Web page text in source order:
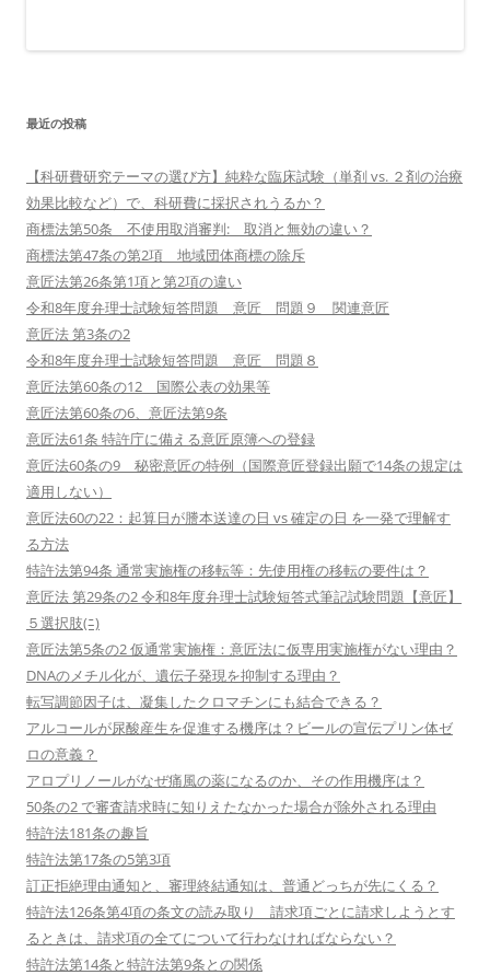
最近の投稿
【科研費研究テーマの選び方】純粋な臨床試験（単剤 vs. ２剤の治療
効果比較など）で、科研費に採択されうるか？
商標法第50条 不使用取消審判: 取消と無効の違い？
商標法第47条の第2項 地域団体商標の除斥
意匠法第26条第1項と第2項の違い
令和8年度弁理士試験短答問題 意匠 問題９ 関連意匠
意匠法 第3条の2
令和8年度弁理士試験短答問題 意匠 問題８
意匠法第60条の12 国際公表の効果等
意匠法第60条の6、意匠法第9条
意匠法61条 特許庁に備える意匠原簿への登録
意匠法60条の9 秘密意匠の特例（国際意匠登録出願で14条の規定は
適用しない）
意匠法60の22：起算日が謄本送達の日 vs 確定の日 を一発で理解す
る方法
特許法第94条 通常実施権の移転等：先使用権の移転の要件は？
意匠法 第29条の2 令和8年度弁理士試験短答式筆記試験問題【意匠】
５選択肢(ﾆ)
意匠法第5条の2 仮通常実施権：意匠法に仮専用実施権がない理由？
DNAのメチル化が、遺伝子発現を抑制する理由？
転写調節因子は、凝集したクロマチンにも結合できる？
アルコールが尿酸産生を促進する機序は？ビールの宣伝プリン体ゼ
ロの意義？
アロプリノールがなぜ痛風の薬になるのか、その作用機序は？
50条の2 で審査請求時に知りえたなかった場合が除外される理由
特許法181条の趣旨
特許法第17条の5第3項
訂正拒絶理由通知と、審理終結通知は、普通どっちが先にくる？
特許法126条第4項の条文の読み取り 請求項ごとに請求しようとす
るときは、請求項の全てについて行わなければならない？
特許法第14条と特許法第9条との関係